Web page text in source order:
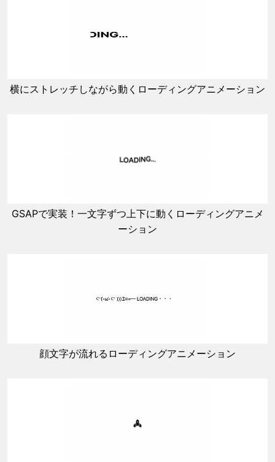
横にストレッチしながら動くローディングアニメーション
GSAPで実装！一文字ずつ上下に動くローディングアニメ
ーション
顔文字が流れるローディングアニメーション